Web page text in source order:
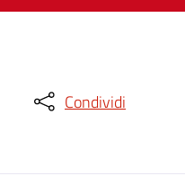
Condividi